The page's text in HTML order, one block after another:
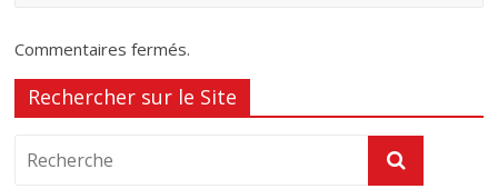
Commentaires fermés.
Rechercher sur le Site